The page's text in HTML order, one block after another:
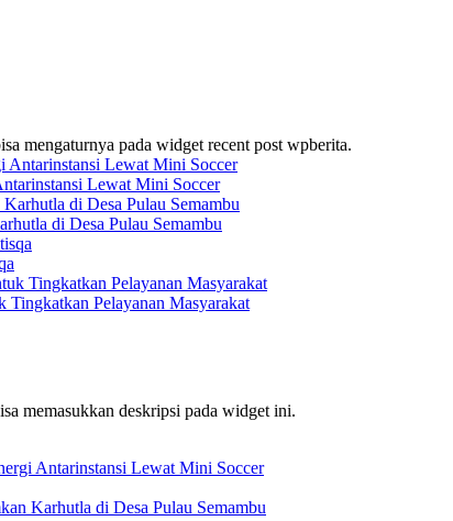
mengaturnya pada widget recent post wpberita.
Lewat Mini Soccer
di Desa Pulau Semambu
Pelayanan Masyarakat
memasukkan deskripsi pada widget ini.
Antarinstansi Lewat Mini Soccer
Karhutla di Desa Pulau Semambu